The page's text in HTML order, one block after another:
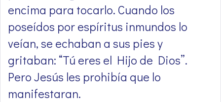
encima para tocarlo. Cuando los
poseídos por espíritus inmundos lo
veían, se echaban a sus pies y
gritaban: “Tú eres el Hijo de Dios”.
Pero Jesús les prohibía que lo
manifestaran.